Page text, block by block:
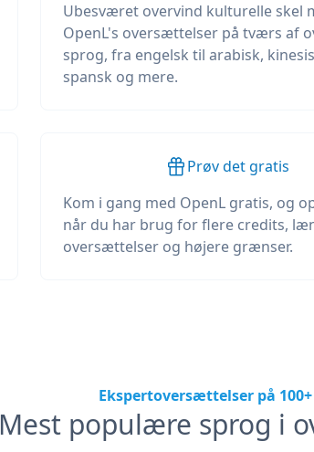
Ubesværet overvind kulturelle skel
OpenL's oversættelser på tværs af
sprog, fra engelsk til arabisk,
spansk og mere.
Prøv det gratis
Kom i gang med OpenL gratis, og
når du har brug for flere credits,
oversættelser og højere grænser.
Ekspertoversættelser på
Mest populære sprog i